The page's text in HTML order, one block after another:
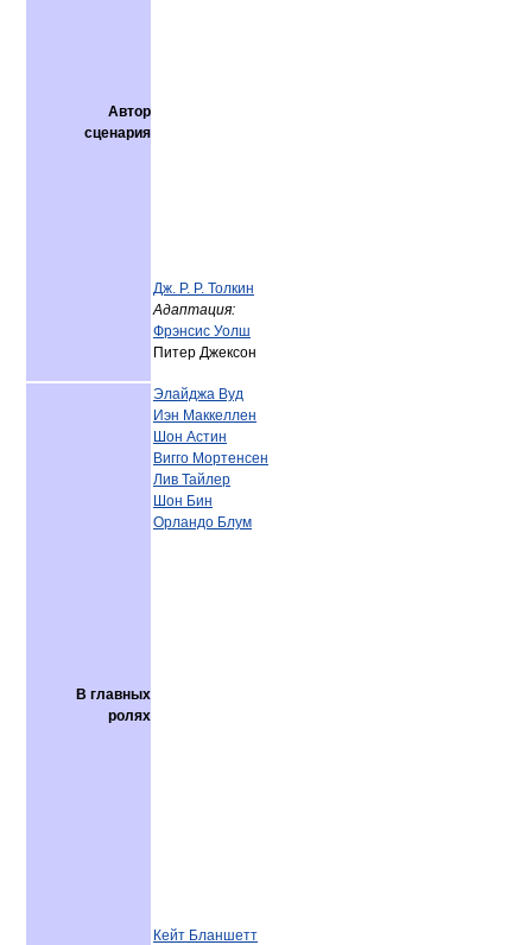
Автор
сценария
Дж. Р. Р. Толкин
Адаптация:
Фрэнсис Уолш
Питер Джексон
В главных
ролях
Элайджа Вуд
Иэн Маккеллен
Шон Астин
Вигго Мортенсен
Лив Тайлер
Шон Бин
Орландо Блум
Кейт Бланшетт